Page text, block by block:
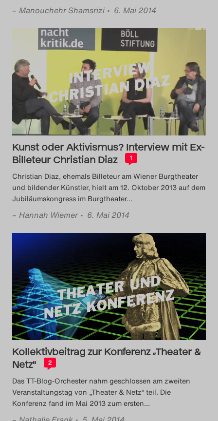
– Manouchehr Shamsrizi • 6. Mai 2014
Kunst oder Aktivismus? Interview mit Ex-
Billeteur Christian Diaz
1
Christian Diaz, ehemals Billeteur am Wiener Burgtheater
und bildender Künstler, hielt am 12. Oktober 2013 auf dem
Jubiläumskongress im Burgtheater…
– Hannah Wiemer • 6. Mai 2014
Kollektivbeitrag zur Konferenz „Theater &
Netz"
2
Das TT-Blog-Orchester nahm geschlossen am zweiten
Veranstaltungstag von „Theater & Netz“ teil. Die
Konferenz fand im Mai 2013 zum ersten…